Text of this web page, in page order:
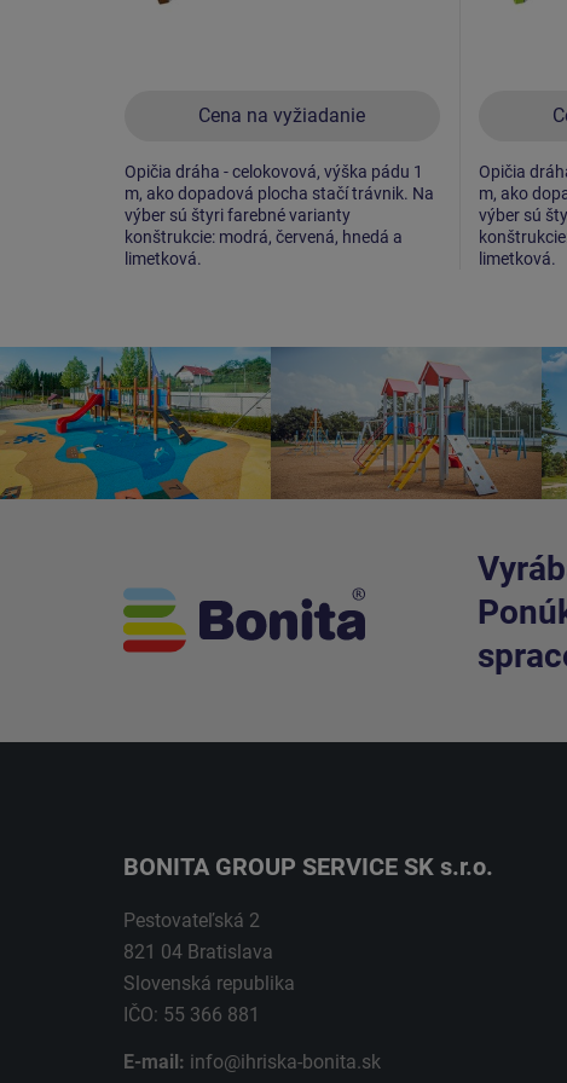
Cena na vyžiadanie
Opičia dráha - celokovová, výška pádu 1
m, ako dopadová plocha stačí trávnik. Na
výber sú štyri farebné varianty
konštrukcie: modrá, červená, hnedá a
limetková.
Opičia
m, ako
výber sú
limetková.
BONITA GROUP SERVICE SK s.r.o.
Pestovateľská 2
821 04 Bratislava
Slovenská republika
IČO: 55 366 881
E-mail: info@ihriska-bonita.sk